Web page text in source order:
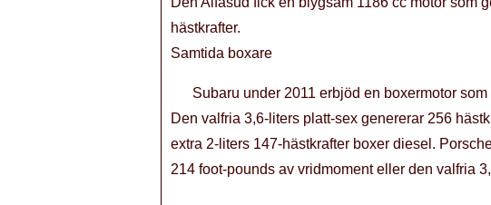
hästkrafter.
Samtida boxare
Subaru under 2011 erbjöd en boxermotor
Den valfria 3,6-liters platt-sex genererar 256
extra 2-liters 147-hästkrafter boxer diesel.
214 foot-pounds av vridmoment eller den valfria